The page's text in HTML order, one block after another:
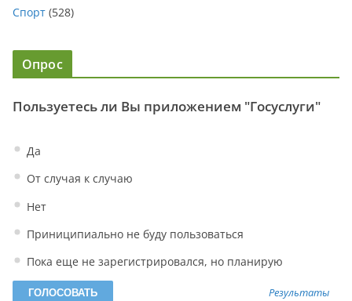
Спорт (528)
Опрос
Пользуетесь ли Вы приложением "Госуслуги"
Да
От случая к случаю
Нет
Приниципиально не буду пользоваться
Пока еще не зарегистрировался, но планирую
Результаты